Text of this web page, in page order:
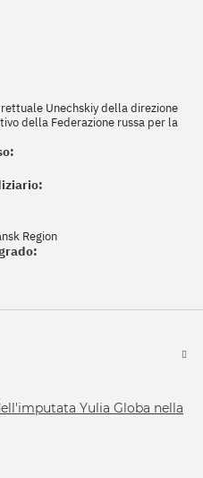
Unechskiy della direzione
della Federazione russa per la
Region
Yulia Globa nella